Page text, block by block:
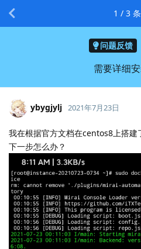
问题反馈
需要详细
1 / 3 条
ybygjylj 2021年7月23日
我在根据官方文档在centos8上搭建
下一步怎么办？